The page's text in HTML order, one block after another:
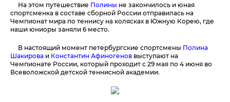
На этом путешествие Полины не закончилось и юная
спортсменка в составе сборной России отправилась на
Чемпионат мира по теннису на колясках в Южную Корею, где
наши юниоры заняли 6 место.
В настоящий момент петербургские спортсмены Полина
Шакирова и Константин Афиногенов выступают на
Чемпионате России, который проходит с 29 мая по 4 июня во
Всеволожской детской теннисной академии.